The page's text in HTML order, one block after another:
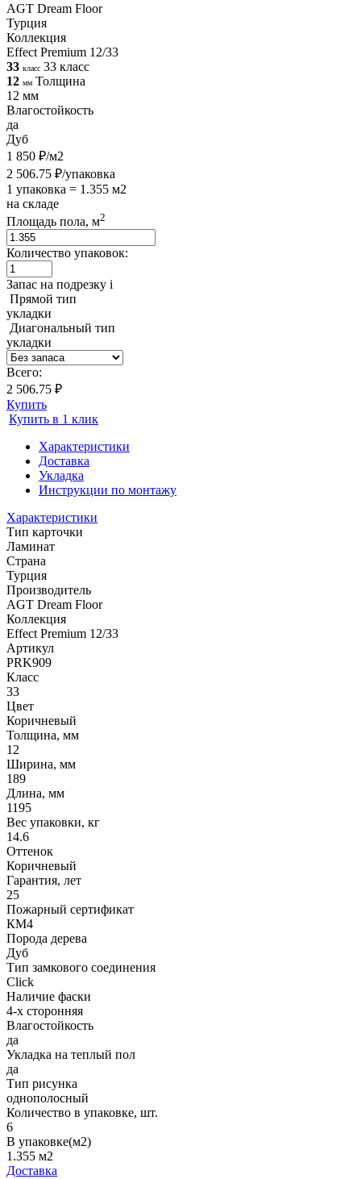
AGT Dream Floor
Турция
Коллекция
Effect Premium 12/33
33 класс 33 класс
12 мм Толщина
12 мм
Влагостойкость
да
Дуб
1 850 ₽/м2
2 506.75 ₽/упаковка
1 упаковка = 1.355 м2
на складе
Площадь пола, м2
Количество упаковок:
Запас на подрезку i
Прямой тип
укладки
Диагональный тип
укладки
Всего:
2 506.75 ₽
Купить
Купить в 1 клик
Характеристики
Доставка
Укладка
Инструкции по монтажу
Характеристики
Тип карточки
Ламинат
Страна
Турция
Производитель
AGT Dream Floor
Коллекция
Effect Premium 12/33
Артикул
PRK909
Класс
33
Цвет
Коричневый
Толщина, мм
12
Ширина, мм
189
Длина, мм
1195
Вес упаковки, кг
14.6
Оттенок
Коричневый
Гарантия, лет
25
Пожарный сертификат
КМ4
Порода дерева
Дуб
Тип замкового соединения
Click
Наличие фаски
4-х сторонняя
Влагостойкость
да
Укладка на теплый пол
да
Тип рисунка
однополосный
Количество в упаковке, шт.
6
В упаковке(м2)
1.355 м2
Доставка